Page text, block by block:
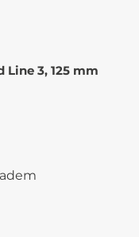
3, 125 mm